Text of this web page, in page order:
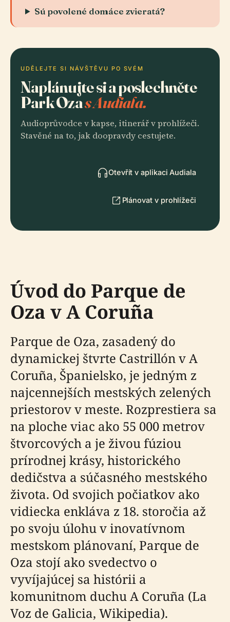
Sú povolené domáce zvieratá?
UDĚLEJTE SI NÁVŠTĚVU PO SVÉM
Naplánujte si a poslechněte
Park Ozas Audiala.
Audioprůvodce v kapse, itinerář v prohlížeči.
Stavěné na to, jak doopravdy cestujete.
Otevřít v aplikaci Audiala
Plánovat v prohlížeči
Úvod do Parque de
Oza v A Coruña
Parque de Oza, zasadený do
dynamickej štvrte Castrillón v A
Coruña, Španielsko, je jedným z
najcennejších mestských zelených
priestorov v meste. Rozprestiera sa
na ploche viac ako 55 000 metrov
štvorcových a je živou fúziou
prírodnej krásy, historického
dedičstva a súčasného mestského
života. Od svojich počiatkov ako
vidiecka enkláva z 18. storočia až
po svoju úlohu v inovatívnom
mestskom plánovaní, Parque de
Oza stojí ako svedectvo o
vyvíjajúcej sa histórii a
komunitnom duchu A Coruña (La
Voz de Galicia, Wikipedia).